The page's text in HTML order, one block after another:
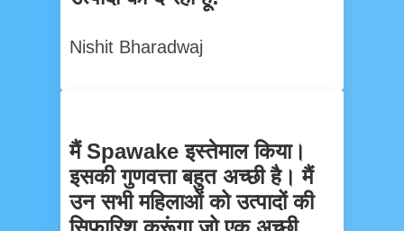
Nishit Bharadwaj
मैं Spawake इस्तेमाल किया।
इसकी गुणवत्ता बहुत अच्छी है। मैं
उन सभी महिलाओं को उत्पादों की